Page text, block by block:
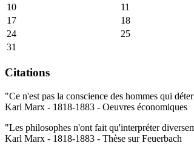
10
11
17
18
24
25
31
Citations
"Ce n'est pas la conscience des hommes qui
Karl Marx - 1818-1883 - Oeuvres économiques
"Les philosophes n'ont fait qu'interpréter
Karl Marx - 1818-1883 - Thèse sur Feuerbach